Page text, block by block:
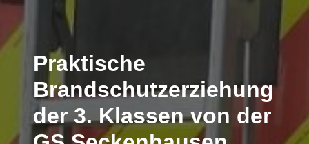
Praktische
Brandschutzerziehung
der 3. Klassen von der